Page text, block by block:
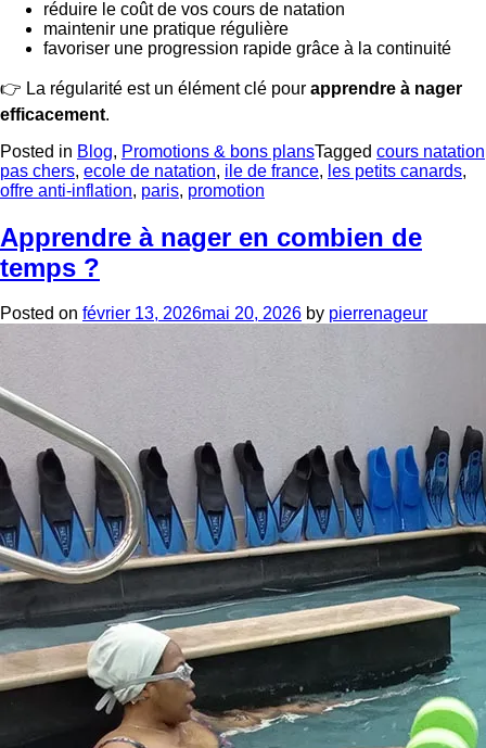
réduire le coût de vos cours de natation
maintenir une pratique régulière
favoriser une progression rapide grâce à la continuité
👉 La régularité est un élément clé pour apprendre à nager
efficacement.
Posted in Blog, Promotions & bons plansTagged cours natation
pas chers, ecole de natation, ile de france, les petits canards,
offre anti-inflation, paris, promotion
Apprendre à nager en combien de
temps ?
Posted on février 13, 2026mai 20, 2026 by pierrenageur